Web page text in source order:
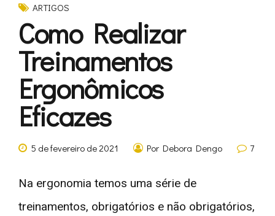
ARTIGOS
Como Realizar
Treinamentos
Ergonômicos
Eficazes
5 de fevereiro de 2021 Por Debora Dengo 7
Na ergonomia temos uma série de
treinamentos, obrigatórios e não obrigatórios,